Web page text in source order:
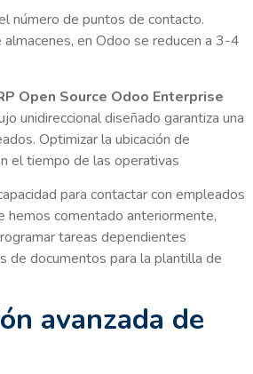
número de puntos de contacto.
en Odoo se reducen a 3-4
Open Source Odoo Enterprise
unidireccional diseñado garantiza una
Optimizar la ubicación de
el tiempo de las operativas
para contactar con empleados
hemos comentado anteriormente,
tareas dependientes
de documentos para la plantilla de
avanzada de